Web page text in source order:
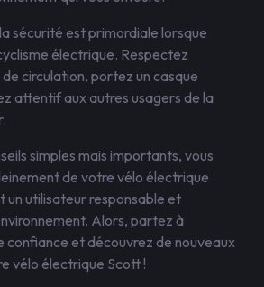
sécurité est primordiale lorsque
électrique. Respectez
circulation, portez un casque
attentif aux autres usagers de la
simples mais importants, vous
de votre vélo électrique
un utilisateur responsable et
Alors, partez à
confiance et découvrez de nouveaux
vélo électrique Scott !